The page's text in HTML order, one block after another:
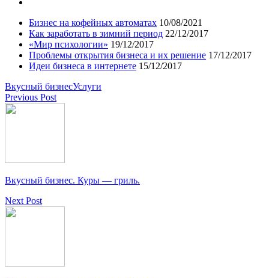
Бизнес на кофейных автоматах 10/08/2021
Как заработать в зимний период 22/12/2017
«Мир психологии» 19/12/2017
Проблемы открытия бизнеса и их решение 17/12/2017
Идеи бизнеса в интернете 15/12/2017
Вкусный бизнесУслуги
Previous Post
Вкусный бизнес. Куры — гриль.
Next Post